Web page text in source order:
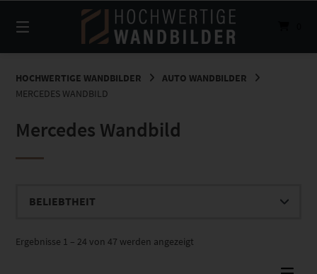
zum
Inhalt
HOCHWERTIGE WANDBILDER
AUTO WANDBILDER
MERCEDES WANDBILD
Mercedes Wandbild
Ergebnisse 1 – 24 von 47 werden angezeigt